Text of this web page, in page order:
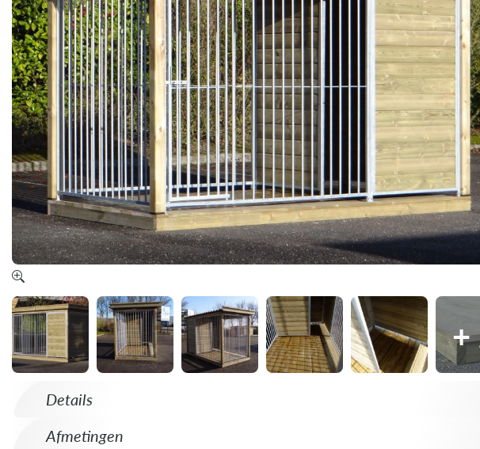
+
Details
Afmetingen